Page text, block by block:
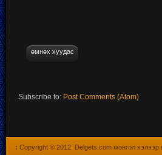
өмнөх хуудас
Subscribe to: Post Comments (Atom)
: Copyright © 2012. Delgets.com монгол хэлээр